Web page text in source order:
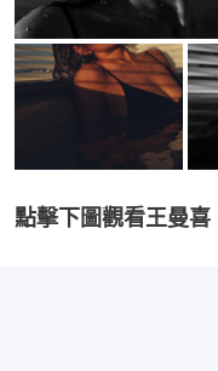
點擊下圖觀看王曼喜